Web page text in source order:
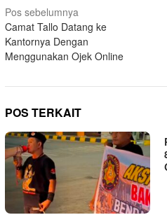
Navigasi
pos
Pos sebelumnya
Camat Tallo Datang ke
Kantornya Dengan
Menggunakan Ojek Online
POS TERKAIT